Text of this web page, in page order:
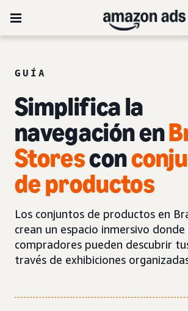
GUÍA
Simplifica la
navegación en
Storescon
de productos
Los conjuntos de productos en
crean un espacio inmersivo donde
compradores pueden descubrir
través de exhibiciones